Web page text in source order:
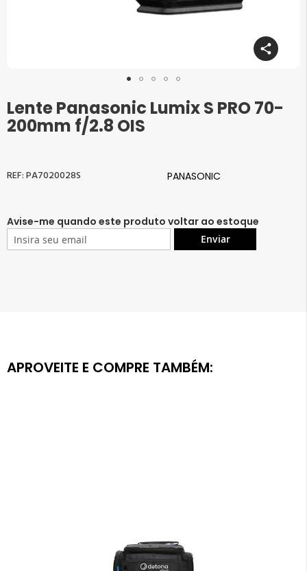
Lente Panasonic Lumix S PRO 70-
200mm f/2.8 OIS
PA7020028S PANASONIC
Avise-me quando este produto voltar ao estoque
Enviar
Saltar
para
o
Galeria
APROVEITE E COMPRE TAMBÉM: